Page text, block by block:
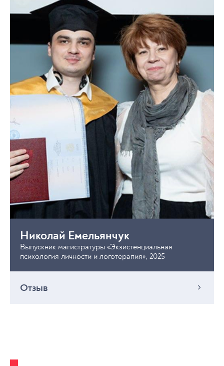
Николай Емельянчук
Выпускник магистратуры «Экзистенциальная
психология личности и логотерапия», 2025
Отзыв